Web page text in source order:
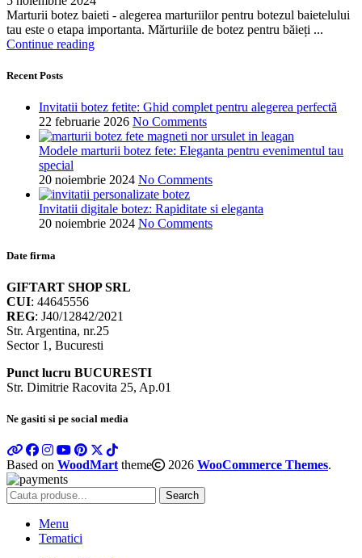
Marturii botez baieti - alegerea marturiilor pentru botezul baietelului
tau este o etapa importanta. Mărturiile de botez pentru băieți ...
Continue reading
Recent Posts
Invitatii botez fetite: Ghid complet pentru alegerea perfectă
22 februarie 2026 No Comments
Modele marturii botez fete: Eleganta pentru evenimentul tau
special
20 noiembrie 2024 No Comments
Invitatii digitale botez: Rapiditate si eleganta
20 noiembrie 2024 No Comments
Date firma
GIFTART SHOP SRL
CUI: 44645556
REG: J40/12842/2021
Str. Argentina, nr.25
Sector 1, Bucuresti
Punct lucru BUCURESTI
Str. Dimitrie Racovita 25, Ap.01
Ne gasiti si pe social media
Based on WoodMart theme 2026 WooCommerce Themes.
Search
Menu
Tematici